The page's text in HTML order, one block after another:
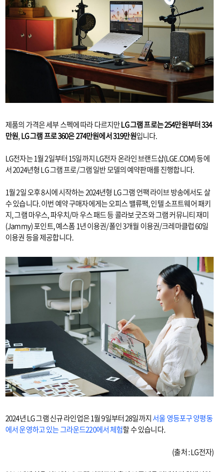
제품의 가격은 세부 스펙에 따라 다르지만LG 그램 프로는 254만원부터 334
만원,LG 그램 프로 360은 274만원에서 319만원입니다.
LG전자는 1월 2일부터 15일까지 LG전자 온라인 브랜드샵(LGE.COM) 등에
서 2024년형 LG 그램 프로/그램 일반 모델의 예약판매를 진행합니다.
1월 2일 오후 8시에 시작하는 2024년형 LG 그램 언팩 라이브 방송에서도 살
수 있습니다. 이번 예약 구매자에게는 오피스 밸류팩, 인텔 소프트웨어 패키
지, 그램 마우스, 파우치/마 우스 패드 등 콜라보 굿즈와 그램 커뮤니티 재미
(Jammy) 포인트, 예스폼 1년 이용권/폴인 3개월 이용권/크레마클럽 60일
이용권 등을 제공합니다.
2024년 LG 그램 신규 라인업은 1월 9일부터 28일까지서울 영등포구 양평동
에서 운영하고 있는 그라운드220에서 체험할 수 있습니다.
(출처 : LG전자)